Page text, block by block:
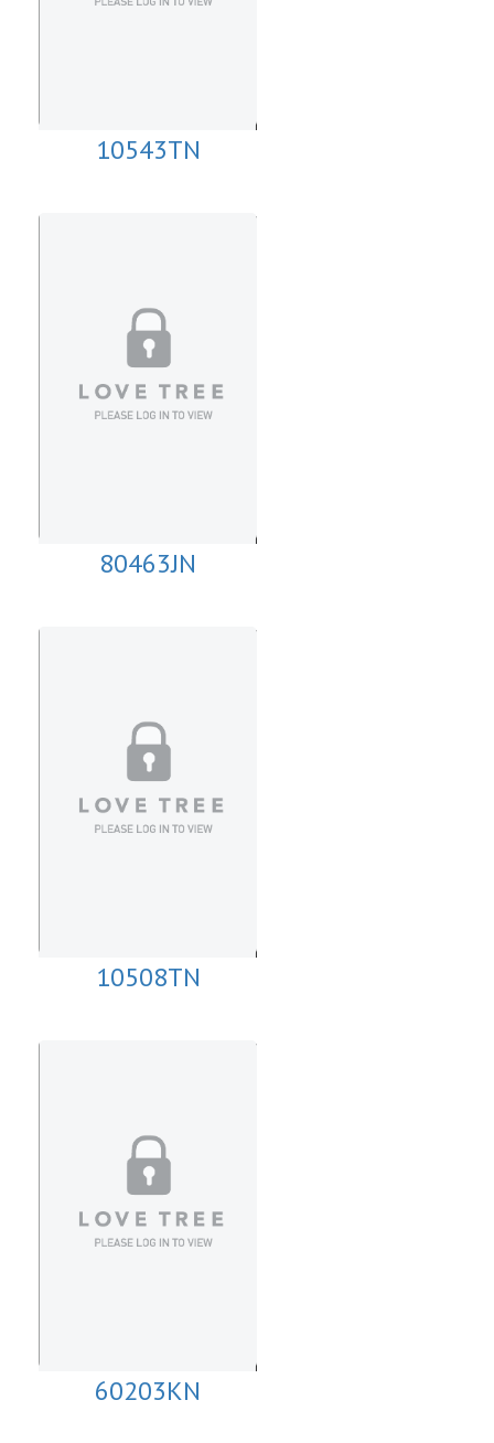
10543TN
80463JN
10508TN
60203KN